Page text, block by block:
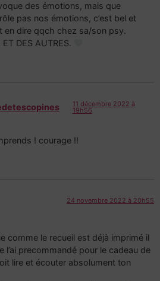
des émotions, mais que
pas nos émotions, c’est bel et
en dire qqch chez sa/son psy.
ET DES AUTRES.
11 décembre 2022 à
19h56
! courage !!
24 novembre 2022 à 20h55
comme le recueil est déjà imprimé il
l’ai precommandé pour le cadeau de
lire et écouter absolument ton